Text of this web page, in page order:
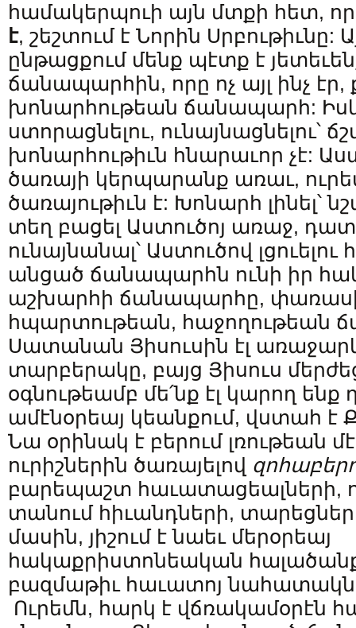
համակերպուի այն մտքի հետ,
է, շեշտում է Նորին Սրբութիւնը:
ընթացքում մենք պէտք է
ճանապարհին, որը ոչ այլ ինչ
խոնարհութեան ճանապարհ:
ստորացնելու, ունայնացնելու՝
խոնարհութիւն հնարաւոր չէ:
ծառայի կերպարանք առաւ,
ծառայութիւն է: Խոնարհ լինել՝
տեղ բացել Աստուծոյ առաջ,
ունայնանալ՝ Աստուծով
անցած ճանապարհն ունի իր
աշխարհի ճանապարհը,
հպարտութեան, հաջողութեան
Սատանան Յիսուսին էլ
տարբերակը, բայց Յիսուս
օգնութեամբ մե՛նք էլ կարող ենք
ամէնօրեայ կեանքում, վստահ
Նա օրինակ է բերում լռութեան
ուրիշներին ծառայելով
բարեպաշտ հաւատացեալների,
տանում հիւանդների,
մասին, յիշում է նաեւ մերօրեայ
հակաքրիստոնեական
բազմաթիւ հաւատոյ
Ուրեմն, հարկ է վճռակամօրէն